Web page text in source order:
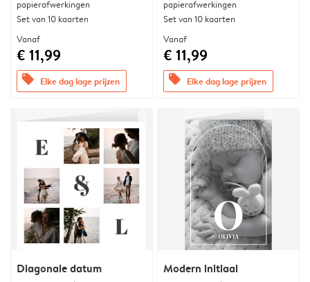
papierafwerkingen
Set van 10 kaarten
Vanaf
€ 11,99
offers Elke dag lage prijzen
papierafwerkingen
Set van 10 kaarten
Vanaf
€ 11,99
offers Elke dag lage prijzen
Diagonale datum Modern initiaal